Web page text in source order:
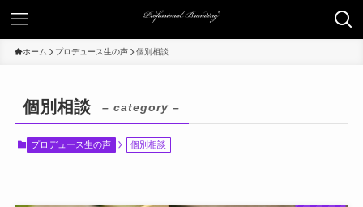
ホーム プロデュース生の声 個別相談
個別相談 – category –
プロデュース生の声 個別相談